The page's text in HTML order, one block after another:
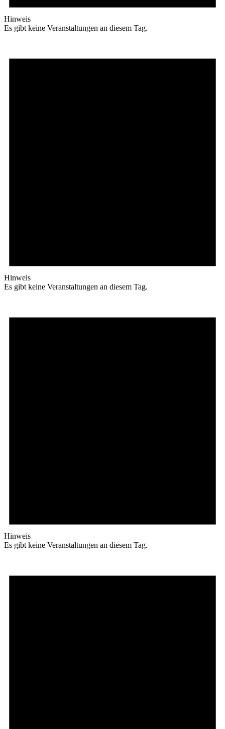
Hinweis
Es gibt keine Veranstaltungen an diesem Tag.
Hinweis
Es gibt keine Veranstaltungen an diesem Tag.
Hinweis
Es gibt keine Veranstaltungen an diesem Tag.